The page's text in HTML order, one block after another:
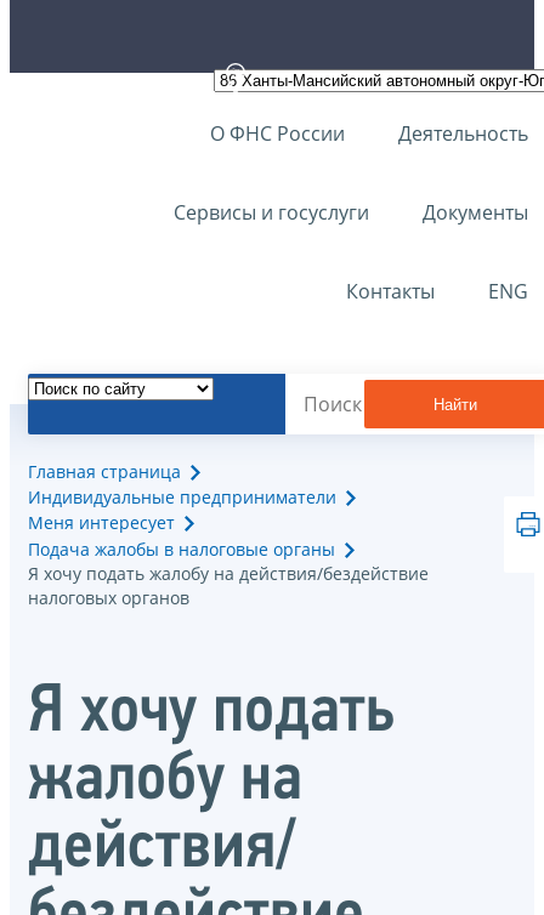
О ФНС России Деятельность
Сервисы и госуслуги Документы
Контакты ENG
Найти
Главная страница
Индивидуальные предприниматели
Меня интересует
Подача жалобы в налоговые органы
Я хочу подать жалобу на действия/бездействие
налоговых органов
Я хочу подать
жалобу на
действия/